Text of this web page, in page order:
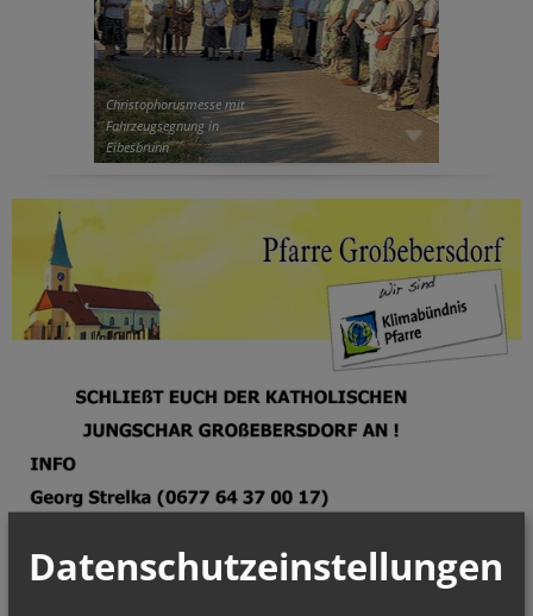
Christophorusmesse mit
Fahrzeugsegnung in
Eibesbrunn
Datenschutzeinstellungen